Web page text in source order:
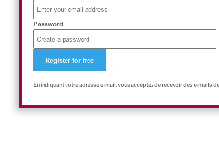
Password
En indiquant votre adresse e-mail, vous acceptez de recevoir des e-mails